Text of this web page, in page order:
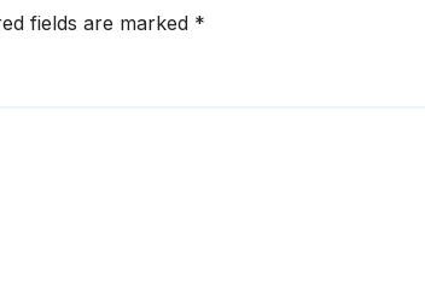
fields are marked *